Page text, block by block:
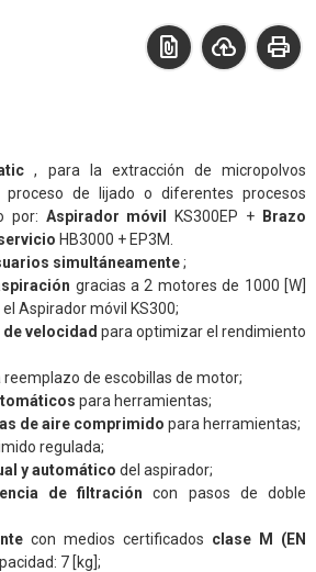
print
cloud_upload
file_present
, para la extracción de micropolvos
proceso de lijado o diferentes procesos
por: Aspirador móvil KS300EP +
Brazo
HB3000 + EP3M.
simultáneamente;
gracias a 2 motores de 1000 [W]
Aspirador móvil KS300;
de velocidadpara optimizar el rendimiento
reemplazo de escobillas de motor;
para herramientas;
de aire comprimido para herramientas;
regulada;
y automático del aspirador;
de filtracióncon pasos de doble
con medios certificados clase M (EN
7 [kg];